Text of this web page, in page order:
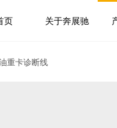
页 关于奔展驰
重卡诊断线